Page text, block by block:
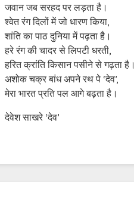
जवान जब सरहद पर लड़ता है।
श्वेत रंग दिलों में जो धारण किया,
शांति का पाठ दुनिया में पढ़ता है।
हरे रंग की चादर से लिपटी धरती,
हरित क्रांति किसान पसीने से गढ़ता है।
अशोक चक्र बांध अपने रथ पे ‘देव’,
मेरा भारत प्रति पल आगे बढ़ता है।
देवेश साखरे ‘देव’